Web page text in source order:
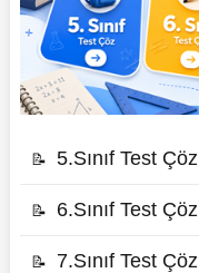
📝 5.Sınıf Test Çöz
📝 6.Sınıf Test Çöz
📝 7.Sınıf Test Çöz